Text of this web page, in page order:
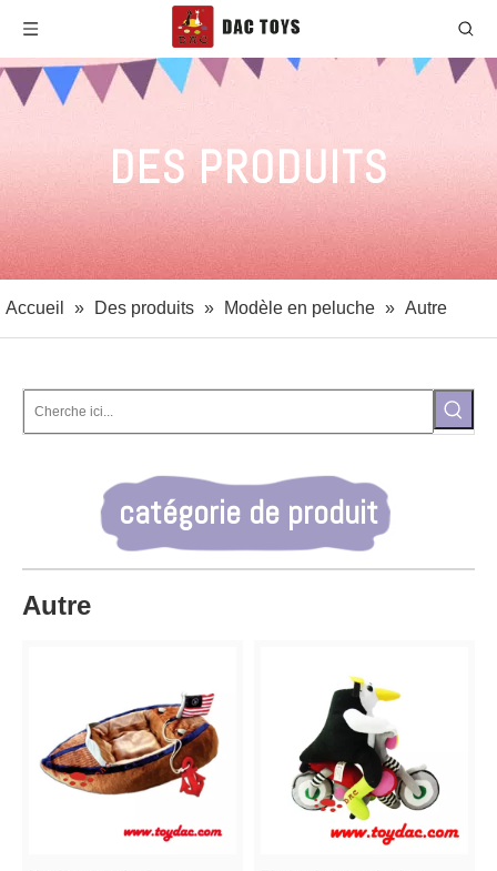
DES PRODUITS
Accueil » Des produits » Modèle en peluche » Autre
catégorie de produit
Autre